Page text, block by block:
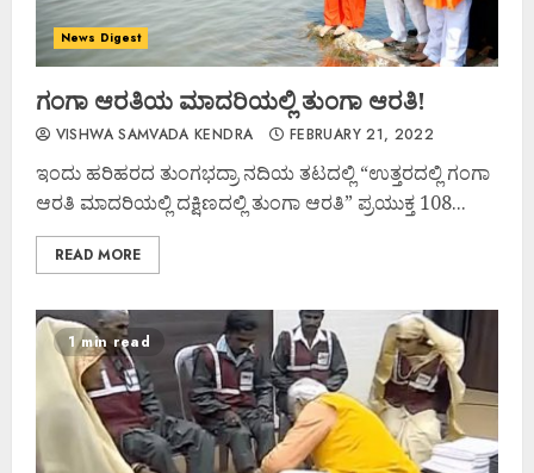
News Digest
ಗಂಗಾ ಆರತಿಯ ಮಾದರಿಯಲ್ಲಿ ತುಂಗಾ ಆರತಿ!
VISHWA SAMVADA KENDRA FEBRUARY 21, 2022
ಇಂದು ಹರಿಹರದ ತುಂಗಭದ್ರಾ ನದಿಯ ತಟದಲ್ಲಿ “ಉತ್ತರದಲ್ಲಿ ಗಂಗಾ
ಆರತಿ ಮಾದರಿಯಲ್ಲಿ ದಕ್ಷಿಣದಲ್ಲಿ ತುಂಗಾ ಆರತಿ” ಪ್ರಯುಕ್ತ 108...
READ MORE
1 min read